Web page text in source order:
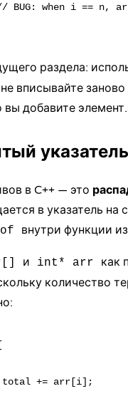
when i == n,
раздела:
вписывайте
вы добавите элемент.
указатель
в C++ — это
в указатель
внутри функции
и int* arr
как
количество
+= arr[i];